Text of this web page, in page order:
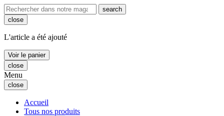
search
close
L'article a été ajouté
Voir le panier
close
Menu
close
Accueil
Tous nos produits